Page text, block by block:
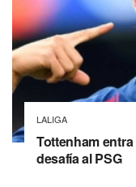
LALIGA
Tottenham
desafía al PSG